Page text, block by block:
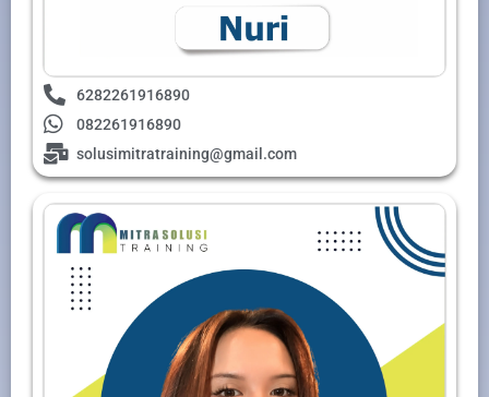
6282261916890
082261916890
solusimitratraining@gmail.com